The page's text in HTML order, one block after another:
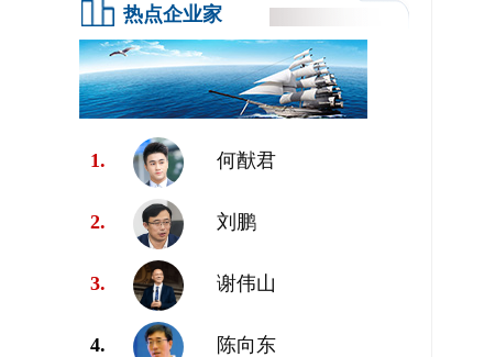
热点企业家
1. 何猷君
2. 刘鹏
3. 谢伟山
4. 陈向东